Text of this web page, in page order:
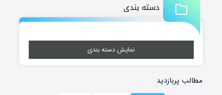
دسته بندی
نمایش دسته بندی
مطالب پربازدید